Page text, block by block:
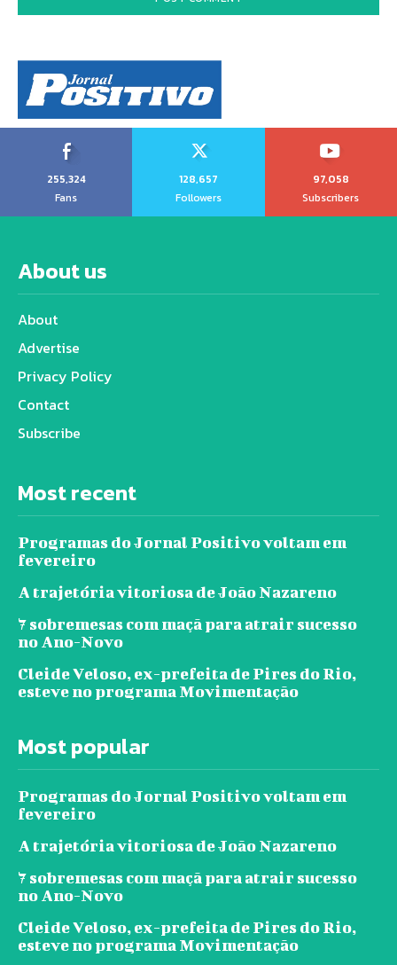
255,324
Fans
128,657
Followers
97,058
Subscribers
About us
About
Advertise
Privacy Policy
Contact
Subscribe
Most recent
Programas do Jornal Positivo voltam em
fevereiro
A trajetória vitoriosa de João Nazareno
7 sobremesas com maçã para atrair sucesso
no Ano-Novo
Cleide Veloso, ex-prefeita de Pires do Rio,
esteve no programa Movimentação
Most popular
Programas do Jornal Positivo voltam em
fevereiro
A trajetória vitoriosa de João Nazareno
7 sobremesas com maçã para atrair sucesso
no Ano-Novo
Cleide Veloso, ex-prefeita de Pires do Rio,
esteve no programa Movimentação